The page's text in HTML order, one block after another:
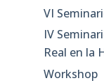
VI
IV
Real en la
Workshop